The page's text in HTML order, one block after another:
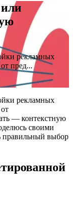
рекламных
пред...
рекламных
— контекстную
своими
правильный выбор